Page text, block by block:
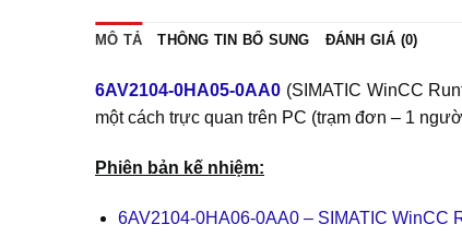
MÔ TẢ THÔNG TIN BỔ SUNG ĐÁNH GIÁ (0)
6AV2104-0HA05-0AA0 (SIMATIC WinCC
một cách trực quan trên PC (trạm đơn – 1
Phiên bản kế nhiệm:
6AV2104-0HA06-0AA0 – SIMATIC WinCC